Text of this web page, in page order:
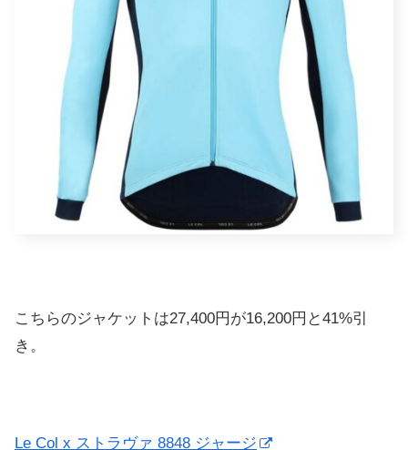
こちらのジャケットは27,400円が16,200円と41%引
き。
Le Col x ストラヴァ 8848 ジャージ